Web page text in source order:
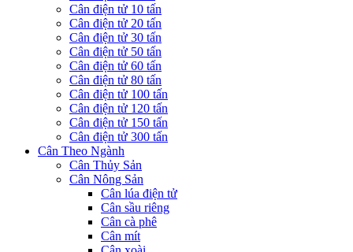
Cân điện tử 10 tấn
Cân điện tử 20 tấn
Cân điện tử 30 tấn
Cân điện tử 50 tấn
Cân điện tử 60 tấn
Cân điện tử 80 tấn
Cân điện tử 100 tấn
Cân điện tử 120 tấn
Cân điện tử 150 tấn
Cân điện tử 300 tấn
Cân Theo Ngành
Cân Thủy Sản
Cân Nông Sản
Cân lúa điện tử
Cân sầu riêng
Cân cà phê
Cân mít